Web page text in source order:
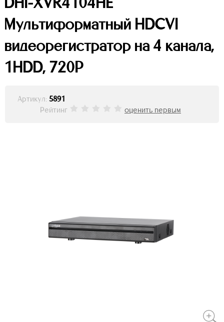
Мультиформатный HDCVI
видеорегистратор на 4 канала,
1HDD, 720Р
Артикул: 5891
Рейтинг
оценить первым